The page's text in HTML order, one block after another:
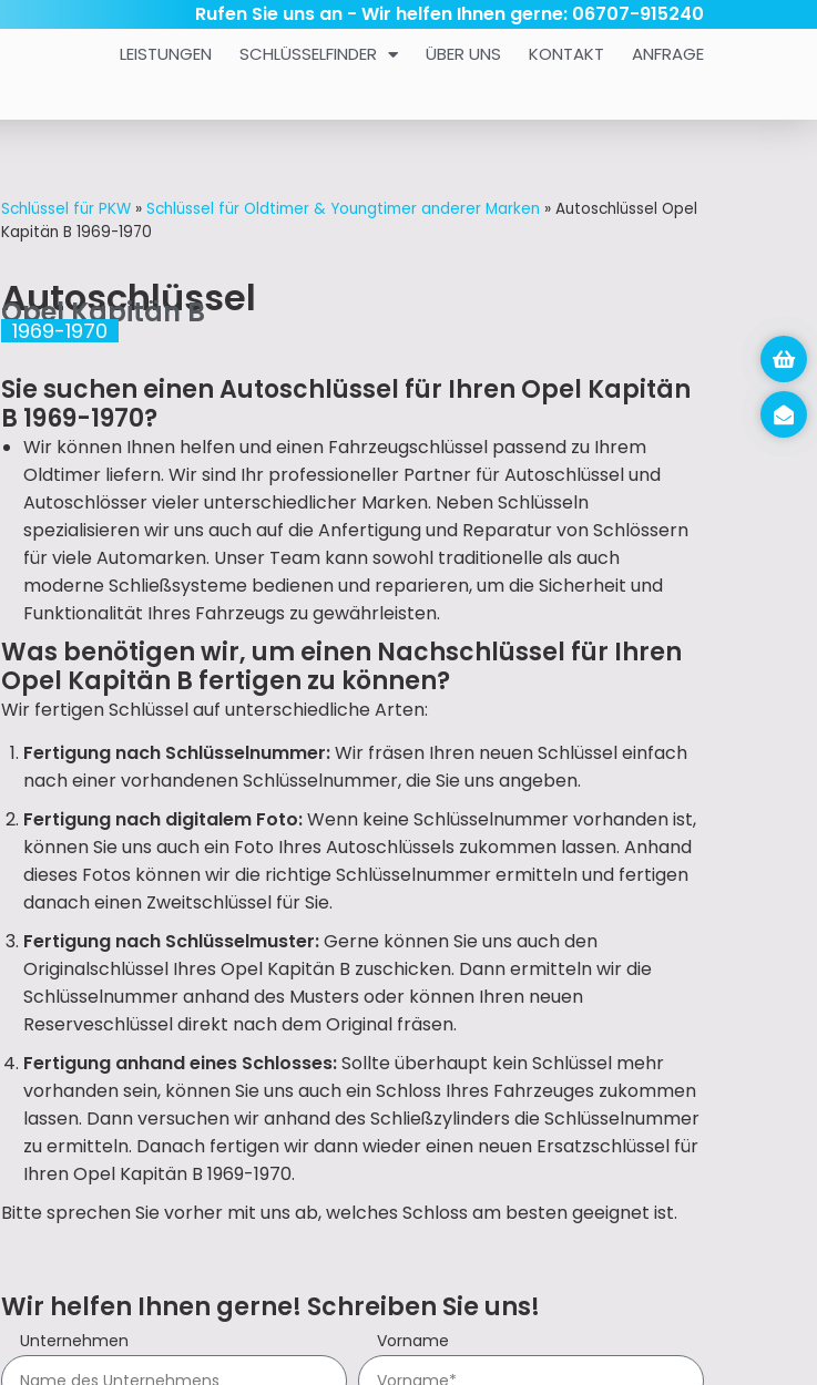
Rufen Sie uns an - Wir helfen Ihnen gerne: 06707-915240
LEISTUNGEN SCHLÜSSELFINDER ÜBER UNS KONTAKT ANFRAGE
Schlüssel für PKW » Schlüssel für Oldtimer & Youngtimer anderer Marken » Autoschlüssel Opel
Kapitän B 1969-1970
Autoschlüssel
Opel Kapitän B
1969-1970
Sie suchen einen Autoschlüssel für Ihren Opel Kapitän
B 1969-1970?
Wir können Ihnen helfen und einen Fahrzeugschlüssel passend zu Ihrem
Oldtimer liefern. Wir sind Ihr professioneller Partner für Autoschlüssel und
Autoschlösser vieler unterschiedlicher Marken. Neben Schlüsseln
spezialisieren wir uns auch auf die Anfertigung und Reparatur von Schlössern
für viele Automarken. Unser Team kann sowohl traditionelle als auch
moderne Schließsysteme bedienen und reparieren, um die Sicherheit und
Funktionalität Ihres Fahrzeugs zu gewährleisten.
Was benötigen wir, um einen Nachschlüssel für Ihren
Opel Kapitän B fertigen zu können?
Wir fertigen Schlüssel auf unterschiedliche Arten:
Fertigung nach Schlüsselnummer:Wir fräsen Ihren neuen Schlüssel einfach
nach einer vorhandenen Schlüsselnummer, die Sie uns angeben.
Fertigung nach digitalem Foto:Wenn keine Schlüsselnummer vorhanden ist,
können Sie uns auch ein Foto Ihres Autoschlüssels zukommen lassen. Anhand
dieses Fotos können wir die richtige Schlüsselnummer ermitteln und fertigen
danach einen Zweitschlüssel für Sie.
Fertigung nach Schlüsselmuster:Gerne können Sie uns auch den
Originalschlüssel Ihres Opel Kapitän B zuschicken. Dann ermitteln wir die
Schlüsselnummer anhand des Musters oder können Ihren neuen
Reserveschlüssel direkt nach dem Original fräsen.
Fertigung anhand eines Schlosses:Sollte überhaupt kein Schlüssel mehr
vorhanden sein, können Sie uns auch ein Schloss Ihres Fahrzeuges zukommen
lassen. Dann versuchen wir anhand des Schließzylinders die Schlüsselnummer
zu ermitteln. Danach fertigen wir dann wieder einen neuen Ersatzschlüssel für
Ihren Opel Kapitän B 1969-1970.
Bitte sprechen Sie vorher mit uns ab, welches Schloss am besten geeignet ist.
Wir helfen Ihnen gerne! Schreiben Sie uns!
Unternehmen Vorname